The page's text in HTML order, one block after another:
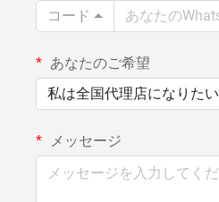
コード
あなたのご希望
私は全国代理店になりたい
メッセージ